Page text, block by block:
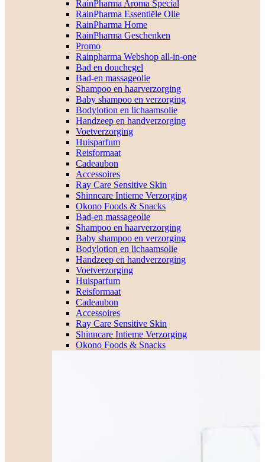
RainPharma Aroma Special
RainPharma Essentiële Olie
RainPharma Home
RainPharma Geschenken
Promo
Rainpharma Webshop all-in-one
Bad en douchegel
Bad-en massageolie
Shampoo en haarverzorging
Baby shampoo en verzorging
Bodylotion en lichaamsolie
Handzeep en handverzorging
Voetverzorging
Huisparfum
Reisformaat
Cadeaubon
Accessoires
Ray Care Sensitive Skin
Shinncare Intieme Verzorging
Okono Foods & Snacks
Bad-en massageolie
Shampoo en haarverzorging
Baby shampoo en verzorging
Bodylotion en lichaamsolie
Handzeep en handverzorging
Voetverzorging
Huisparfum
Reisformaat
Cadeaubon
Accessoires
Ray Care Sensitive Skin
Shinncare Intieme Verzorging
Okono Foods & Snacks